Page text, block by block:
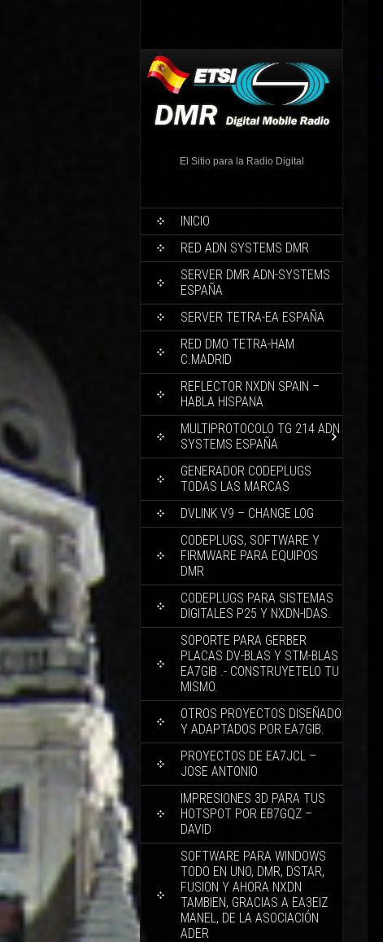
El Sitio para la Radio Digital
INICIO
RED ADN SYSTEMS DMR
SERVER DMR ADN-SYSTEMS
ESPAÑA
SERVER TETRA-EA ESPAÑA
RED DMO TETRA-HAM
C.MADRID
REFLECTOR NXDN SPAIN –
HABLA HISPANA
MULTIPROTOCOLO TG 214 ADN
SYSTEMS ESPAÑA
GENERADOR CODEPLUGS
TODAS LAS MARCAS
DVLINK V9 – CHANGE LOG
CODEPLUGS, SOFTWARE Y
FIRMWARE PARA EQUIPOS
DMR
CODEPLUGS PARA SISTEMAS
DIGITALES P25 Y NXDN-IDAS.
SOPORTE PARA GERBER
PLACAS DV-BLAS Y STM-BLAS
EA7GIB .- CONSTRUYETELO TU
MISMO.
OTROS PROYECTOS DISEÑADO
Y ADAPTADOS POR EA7GIB.
PROYECTOS DE EA7JCL –
JOSE ANTONIO
IMPRESIONES 3D PARA TUS
HOTSPOT POR EB7GQZ –
DAVID
SOFTWARE PARA WINDOWS
TODO EN UNO, DMR, DSTAR,
FUSION Y AHORA NXDN
TAMBIEN, GRACIAS A EA3EIZ
MANEL, DE LA ASOCIACIÓN
ADER